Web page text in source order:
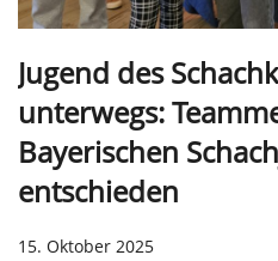
Jugend des
unterwegs:
Bayerischen
entschieden
15. Oktober 2025